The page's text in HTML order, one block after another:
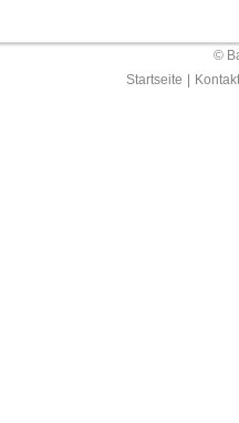
©
Startseite
Kontakt